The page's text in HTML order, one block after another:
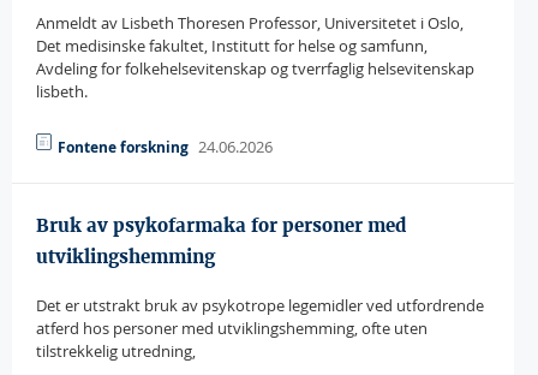
Anmeldt av Lisbeth Thoresen Professor, Universitetet i Oslo,
Det medisinske fakultet, Institutt for helse og samfunn,
Avdeling for folkehelsevitenskap og tverrfaglig helsevitenskap
lisbeth.
Fontene forskning 24.06.2026
Bruk av psykofarmaka for personer med
utviklingshemming
Det er utstrakt bruk av psykotrope legemidler ved utfordrende
atferd hos personer med utviklingshemming, ofte uten
tilstrekkelig utredning,